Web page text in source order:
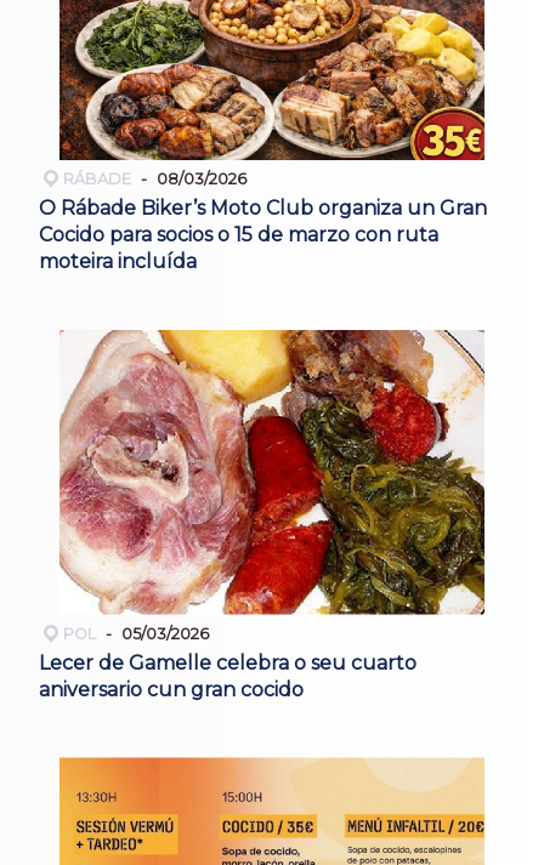
RÁBADE 08/03/2026
O Rábade Biker’s Moto Club organiza un Gran
Cocido para socios o 15 de marzo con ruta
moteira incluída
POL 05/03/2026
Lecer de Gamelle celebra o seu cuarto
aniversario cun gran cocido